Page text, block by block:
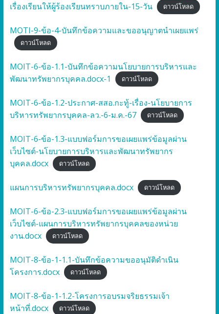
เรื่องเรียนให้ผู้ร้องเรียนทราบภายใน-15-วัน
ดาวน์โหลด
MOTI-9-ข้อ-4-บันทึกข้อความและขออนุญาตนำเผยแพร่
ดาวน์โหลด
MOIT-6-ข้อ-1.1-บันทึกข้อความนโยบายการบริหารและ
พัฒนาทรัพยากรบุคคล.docx-1
ดาวน์โหลด
MOIT-6-ข้อ-1.2-ประกาศ-สสอ.กะทู้-เรื่อง-นโยบายการ
บริหารทรัพยากรบุคคล-ลว.-6-ม.ค.-67
ดาวน์โหลด
MOIT-6-ข้อ-1.3-แบบฟอร์มการขอเผยแพร่ข้อมูลผ่าน
เว็บไซต์-นโยบายการบริหารและพัฒนาทรัพยากร
บุคคล.docx
ดาวน์โหลด
แผนการบริหารทรัพยากรบุคคล.docx ดาวน์โหลด
MOIT-6-ข้อ-2.3-แบบฟอร์มการขอเผยแพร่ข้อมูลผ่าน
เว็บไซต์-แผนการบริหารทรัพยากรบุคคลของหน่วย
งาน.docx
ดาวน์โหลด
MOIT-8-ข้อ-1-1.1-บันทึกข้อความขออนุมัติดำเนิน
โครงการ.docx
ดาวน์โหลด
MOIT-8-ข้อ-1-1.2-โครงการอบรมจริยธรรมเจ้า
หน้าที่.docx
ดาวน์โหลด